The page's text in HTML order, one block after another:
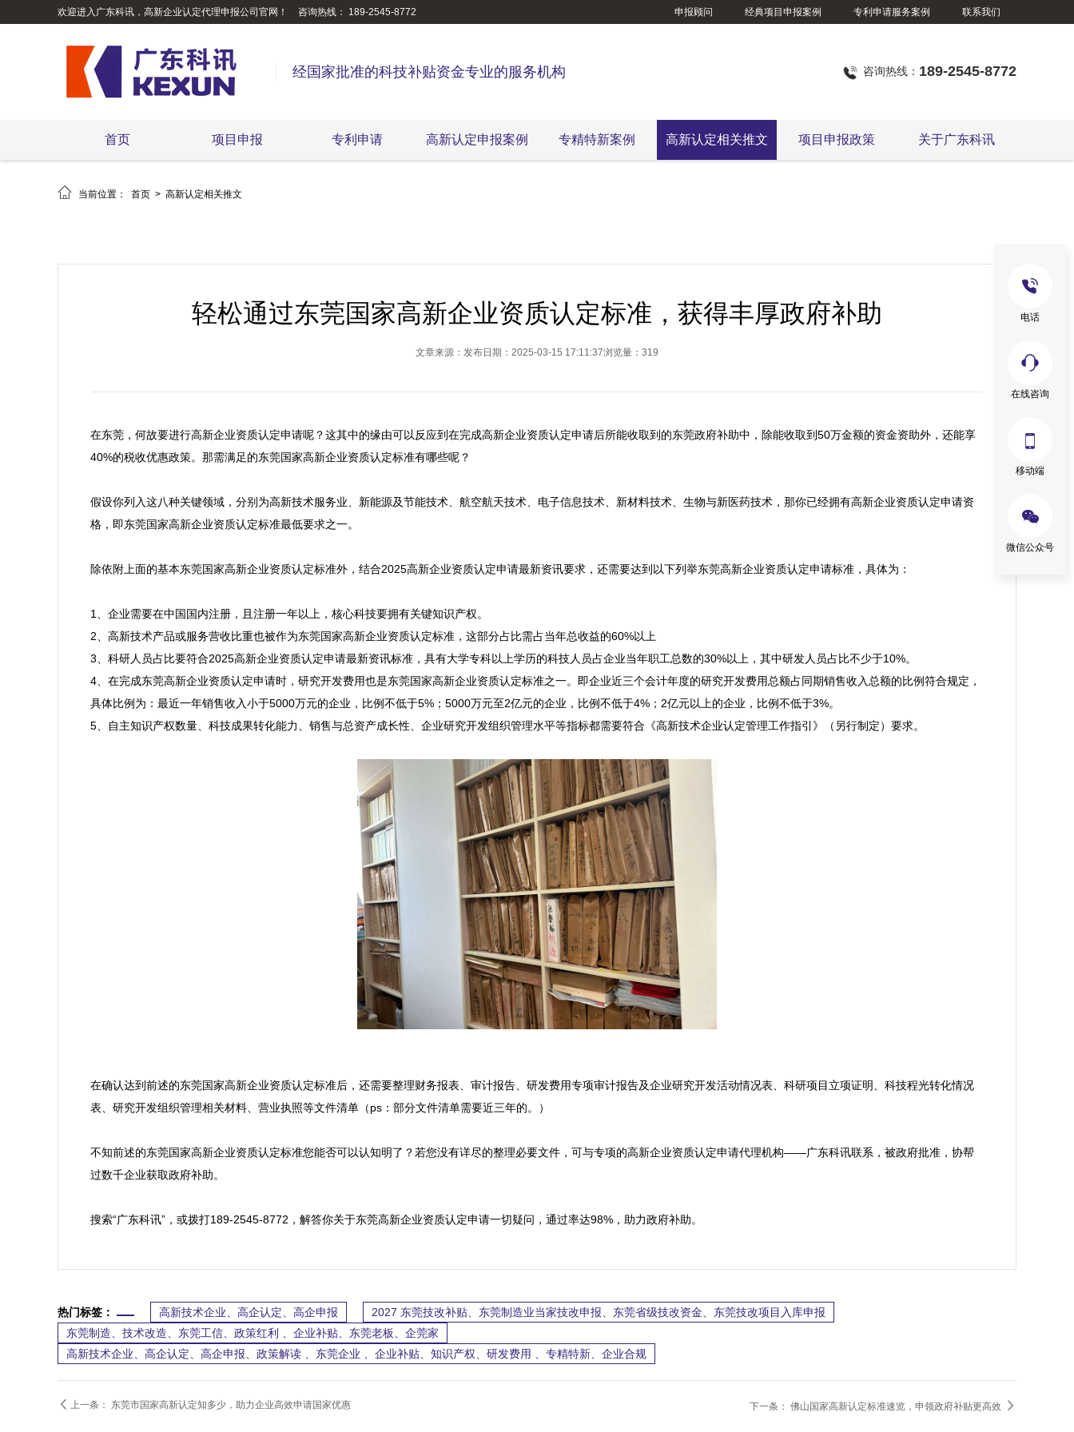
欢迎进入广东科讯，高新企业认定代理申报公司官网！ 咨询热线： 189-2545-8772 申报顾问 经典项目申报案例 专利申请服务案例 联系我们
经国家批准的科技补贴资金专业的服务机构 咨询热线： 189-2545-8772
首页 项目申报 专利申请 高新认定申报案例 专精特新案例 高新认定相关推文 项目申报政策 关于广东科讯
 当前位置： 首页 > 高新认定相关推文
轻松通过东莞国家高新企业资质认定标准，获得丰厚政府补助
文章来源： 发布日期：2025-03-15 17:11:37浏览量：319
在东莞，何故要进行高新企业资质认定申请呢？这其中的缘由可以反应到在完成高新企业资质认定申请后所能收取到的东莞政府补助中，除能收取到50万金额的资金资助外，还能享
40%的税收优惠政策。那需满足的东莞国家高新企业资质认定标准有哪些呢？
假设你列入这八种关键领域，分别为高新技术服务业、新能源及节能技术、航空航天技术、电子信息技术、新材料技术、生物与新医药技术，那你已经拥有高新企业资质认定申请资
格，即东莞国家高新企业资质认定标准最低要求之一。
除依附上面的基本东莞国家高新企业资质认定标准外，结合2025高新企业资质认定申请最新资讯要求，还需要达到以下列举东莞高新企业资质认定申请标准，具体为：
1、企业需要在中国国内注册，且注册一年以上，核心科技要拥有关键知识产权。
2、高新技术产品或服务营收比重也被作为东莞国家高新企业资质认定标准，这部分占比需占当年总收益的60%以上
3、科研人员占比要符合2025高新企业资质认定申请最新资讯标准，具有大学专科以上学历的科技人员占企业当年职工总数的30%以上，其中研发人员占比不少于10%。
4、在完成东莞高新企业资质认定申请时，研究开发费用也是东莞国家高新企业资质认定标准之一。即企业近三个会计年度的研究开发费用总额占同期销售收入总额的比例符合规定，
具体比例为：最近一年销售收入小于5000万元的企业，比例不低于5%；5000万元至2亿元的企业，比例不低于4%；2亿元以上的企业，比例不低于3%。
5、自主知识产权数量、科技成果转化能力、销售与总资产成长性、企业研究开发组织管理水平等指标都需要符合《高新技术企业认定管理工作指引》（另行制定）要求。
在确认达到前述的东莞国家高新企业资质认定标准后，还需要整理财务报表、审计报告、研发费用专项审计报告及企业研究开发活动情况表、科研项目立项证明、科技程光转化情况
表、研究开发组织管理相关材料、营业执照等文件清单（ps：部分文件清单需要近三年的。）
不知前述的东莞国家高新企业资质认定标准您能否可以认知明了？若您没有详尽的整理必要文件，可与专项的高新企业资质认定申请代理机构——广东科讯联系，被政府批准，协帮
过数千企业获取政府补助。
搜索“广东科讯”，或拨打189-2545-8772，解答你关于东莞高新企业资质认定申请一切疑问，通过率达98%，助力政府补助。
热门标签： 高新技术企业、高企认定、高企申报
2027 东莞技改补贴、东莞制造业当家技改申报、东莞省级技改资金、东莞技改项目入库申报
东莞制造、技术改造、东莞工信、政策红利 、企业补贴、东莞老板、企莞家
高新技术企业、高企认定、高企申报、政策解读 、东莞企业 、企业补贴、知识产权、研发费用 、专精特新、企业合规
 上一条： 东莞市国家高新认定知多少，助力企业高效申请国家优惠 下一条： 佛山国家高新认定标准速览，申领政府补贴更高效 
电话
在线咨询

移动端

微信公众号